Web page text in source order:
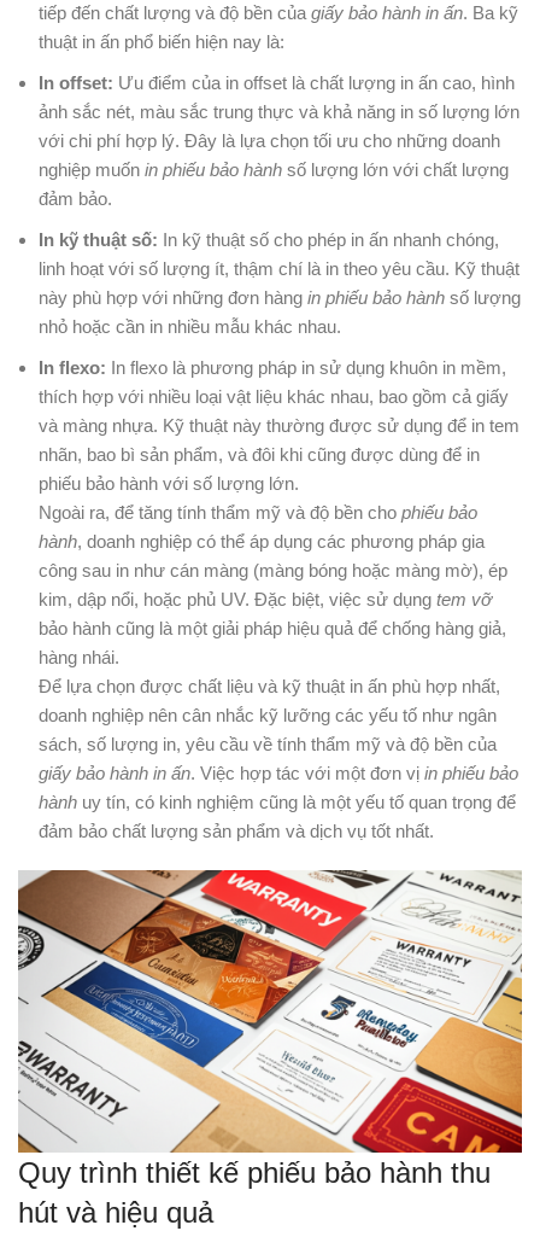
tiếp đến chất lượng và độ bền của giấy bảo hành in ấn. Ba kỹ
thuật in ấn phổ biến hiện nay là:
In offset: Ưu điểm của in offset là chất lượng in ấn cao, hình
ảnh sắc nét, màu sắc trung thực và khả năng in số lượng lớn
với chi phí hợp lý. Đây là lựa chọn tối ưu cho những doanh
nghiệp muốn in phiếu bảo hành số lượng lớn với chất lượng
đảm bảo.
In kỹ thuật số: In kỹ thuật số cho phép in ấn nhanh chóng,
linh hoạt với số lượng ít, thậm chí là in theo yêu cầu. Kỹ thuật
này phù hợp với những đơn hàng in phiếu bảo hành số lượng
nhỏ hoặc cần in nhiều mẫu khác nhau.
In flexo: In flexo là phương pháp in sử dụng khuôn in mềm,
thích hợp với nhiều loại vật liệu khác nhau, bao gồm cả giấy
và màng nhựa. Kỹ thuật này thường được sử dụng để in tem
nhãn, bao bì sản phẩm, và đôi khi cũng được dùng để in
phiếu bảo hành với số lượng lớn.
Ngoài ra, để tăng tính thẩm mỹ và độ bền cho phiếu bảo
hành, doanh nghiệp có thể áp dụng các phương pháp gia
công sau in như cán màng (màng bóng hoặc màng mờ), ép
kim, dập nổi, hoặc phủ UV. Đặc biệt, việc sử dụng tem vỡ
bảo hành cũng là một giải pháp hiệu quả để chống hàng giả,
hàng nhái.
Để lựa chọn được chất liệu và kỹ thuật in ấn phù hợp nhất,
doanh nghiệp nên cân nhắc kỹ lưỡng các yếu tố như ngân
sách, số lượng in, yêu cầu về tính thẩm mỹ và độ bền của
giấy bảo hành in ấn. Việc hợp tác với một đơn vị in phiếu bảo
hành uy tín, có kinh nghiệm cũng là một yếu tố quan trọng để
đảm bảo chất lượng sản phẩm và dịch vụ tốt nhất.
Quy trình thiết kế phiếu bảo hành thu
hút và hiệu quả